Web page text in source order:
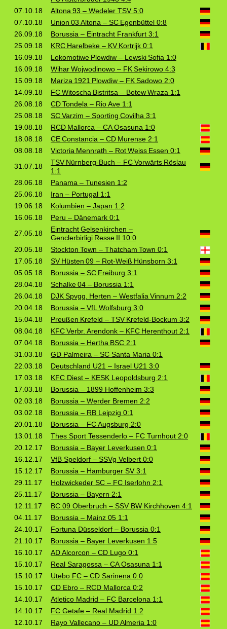
07.10.18
Altona 93 – Wedeler TSV 5:0
07.10.18
Union 03 Altona – SC Egenbüttel 0:8
26.09.18
Borussia – Eintracht Frankfurt 3:1
25.09.18
KRC Harelbeke – KV Kortrijk 0:1
16.09.18
Lokomotiwe Plowdiw – Lewski Sofia 1:0
16.09.18
Wihar Wojwodinowo – FK Sekirowo 4:3
15.09.18
Mariza 1921 Plowdiw – FK Sadowo 2:0
14.09.18
FC Witoscha Bistritsa – Botew Wraza 1:1
26.08.18
CD Tondela – Rio Ave 1:1
25.08.18
SC Varzim – Sporting Covilha 3:1
19.08.18
RCD Mallorca – CA Osasuna 1:0
18.08.18
CE Constancia – CD Murense 2:1
08.08.18
Victoria Mennrath – Rot Weiss Essen 0:1
31.07.18
TSV Nürnberg‑Buch – FC Vorwärts Röslau
1:1
28.06.18
Panama – Tunesien 1:2
25.06.18
Iran – Portugal 1:1
19.06.18
Kolumbien – Japan 1:2
16.06.18
Peru – Dänemark 0:1
27.05.18
Eintracht Gelsenkirchen –
Genclerbirligi Resse II 10:0
20.05.18
Stockton Town – Thatcham Town 0:1
17.05.18
SV Hüsten 09 – Rot‑Weiß Hünsborn 3:1
05.05.18
Borussia – SC Freiburg 3:1
28.04.18
Schalke 04 – Borussia 1:1
26.04.18
DJK Spvgg. Herten – Westfalia Vinnum 2:2
20.04.18
Borussia – VfL Wolfsburg 3:0
15.04.18
Preußen Krefeld – TSV Krefeld‑Bockum 3:2
08.04.18
KFC Verbr. Arendonk – KFC Herenthout 2:1
07.04.18
Borussia – Hertha BSC 2:1
31.03.18
GD Palmeira – SC Santa Maria 0:1
22.03.18
Deutschland U21 – Israel U21 3:0
17.03.18
KFC Diest – KESK Leopoldsburg 2:1
17.03.18
Borussia – 1899 Hoffenheim 3:3
02.03.18
Borussia – Werder Bremen 2:2
03.02.18
Borussia – RB Leipzig 0:1
20.01.18
Borussia – FC Augsburg 2:0
13.01.18
Thes Sport Tessenderlo – FC Turnhout 2:0
20.12.17
Borussia – Bayer Leverkusen 0:1
16.12.17
VfB Speldorf – SSVg Velbert 0:0
15.12.17
Borussia – Hamburger SV 3:1
29.11.17
Holzwickeder SC – FC Iserlohn 2:1
25.11.17
Borussia – Bayern 2:1
12.11.17
BC 09 Oberbruch – SSV BW Kirchhoven 4:1
04.11.17
Borussia – Mainz 05 1:1
24.10.17
Fortuna Düsseldorf – Borussia 0:1
21.10.17
Borussia – Bayer Leverkusen 1:5
16.10.17
AD Alcorcon – CD Lugo 0:1
15.10.17
Real Saragossa – CA Osasuna 1:1
15.10.17
Utebo FC – CD Sarinena 0:0
15.10.17
CD Ebro – RCD Mallorca 0:2
14.10.17
Atletico Madrid – FC Barcelona 1:1
14.10.17
FC Getafe – Real Madrid 1:2
12.10.17
Rayo Vallecano – UD Almeria 1:0